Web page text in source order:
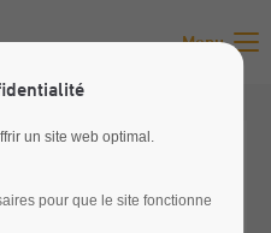
Menu
un site web optimal.
pour que le site fonctionne